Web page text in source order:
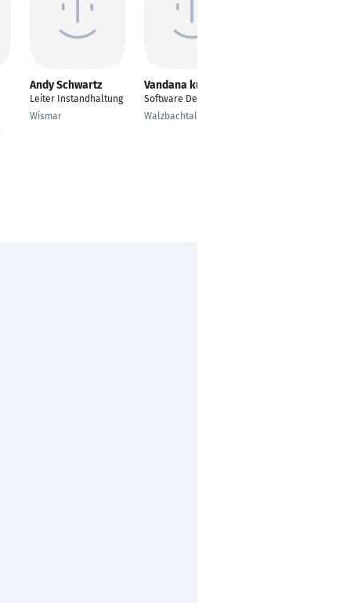
Andy Schwartz
Leiter Instandhaltung
Wismar
Vandana kumari
Software Developer
Walzbachtal